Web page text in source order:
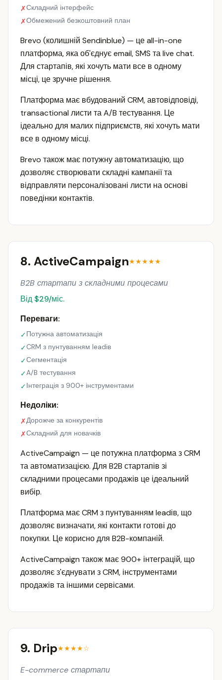
✗Складний інтерфейс
✗Обмежений безкоштовний план
Brevo (колишній Sendinblue) — це all-in-one
платформа, яка об'єднує email, SMS та live chat.
Для стартапів, які хочуть мати все в одному
місці, це зручне рішення.
Платформа має вбудований CRM, автовідповіді,
transactional листи та A/B тестування. Це
ідеально для малих підприємств, які хочуть мати
все в одному місці.
Brevo також має потужну автоматизацію, що
дозволяє створювати складні кампанії та
відправляти персоналізовані листи на основі
поведінки контактів.
8. ActiveCampaign★★★★★
B2B стартапи з складними процесами
Від $29/міс.
Переваги:
✓Потужна автоматизація
✓CRM з пунтуванням leadів
✓Сегментація
✓A/B тестування
✓Інтеграція з 900+ інструментами
Недоліки:
✗Дорожче за конкурентів
✗Складний для новачків
ActiveCampaign — це потужна платформа з CRM
та автоматизацією. Для B2B стартапів зі
складними процесами продажів це ідеальний
вибір.
Платформа має CRM з пунтуванням leadів, що
дозволяє визначати, які контакти готові до
покупки. Це корисно для B2B-компаній.
ActiveCampaign також має 900+ інтеграцій, що
дозволяє з'єднувати з CRM, інструментами
продажів та іншими сервісами.
9. Drip★★★★☆
E-commerce стартапи